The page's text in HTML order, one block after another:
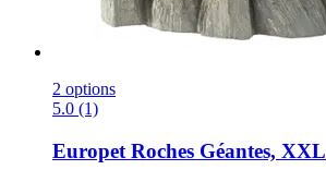
2 options
5.0 (1)
Europet Roches Géantes, XXL